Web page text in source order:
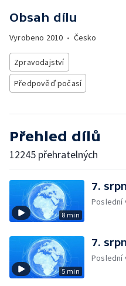
Obsah dílu
Vyrobeno 2010 • Česko
Zpravodajství
Předpověď počasí
Přehled dílů
12245 přehratelných
8 min
7.
Poslední
5 min
7.
Poslední